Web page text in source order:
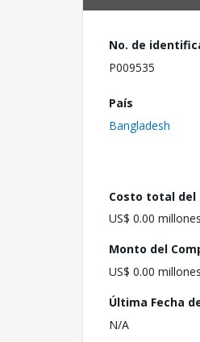
No. de
P009535
País
Bangladesh
Costo total del
US$ 0.00 millones
Monto del
US$ 0.00 millones
Última Fecha
N/A